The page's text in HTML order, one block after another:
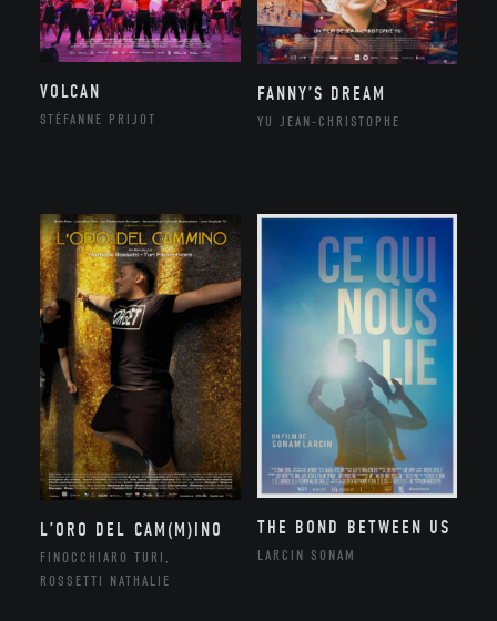
VOLCAN
STÉFANNE PRIJOT
FANNY’S DREAM
YU JEAN-CHRISTOPHE
L’ORO DEL CAM(M)INO
FINOCCHIARO TURI,
ROSSETTI NATHALIE
THE BOND BETWEEN US
LARCIN SONAM